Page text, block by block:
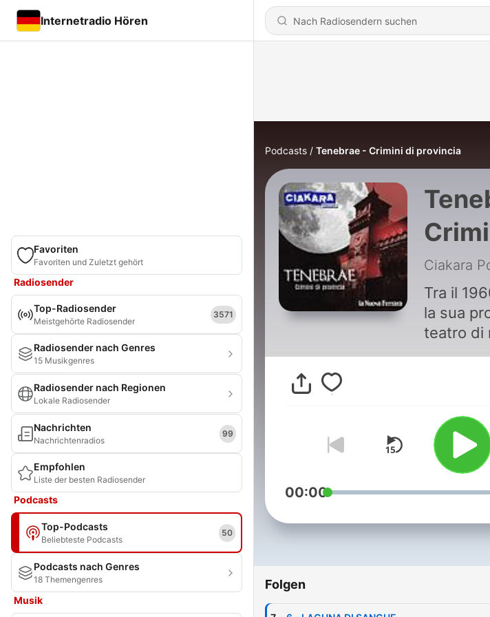
Internetradio Hören
Favoriten
Favoriten und Zuletzt gehört
Radiosender
Top-Radiosender
Meistgehörte Radiosender
3571
Radiosender nach Genres
15 Musikgenres
Radiosender nach Regionen
Lokale Radiosender
Nachrichten
Nachrichtenradios
99
Empfohlen
Liste der besten Radiosender
Podcasts
Top-Podcasts
Beliebteste Podcasts
50
Podcasts nach Genres
18 Themengenres
Musik
Podcasts Tenebrae - Crimini di provincia
Ciakara
Tra il
la sua
teatro di
alcuni
nel
Crimini
Govoni
ti
tra le
- Crimini
da
00:00
Folgen